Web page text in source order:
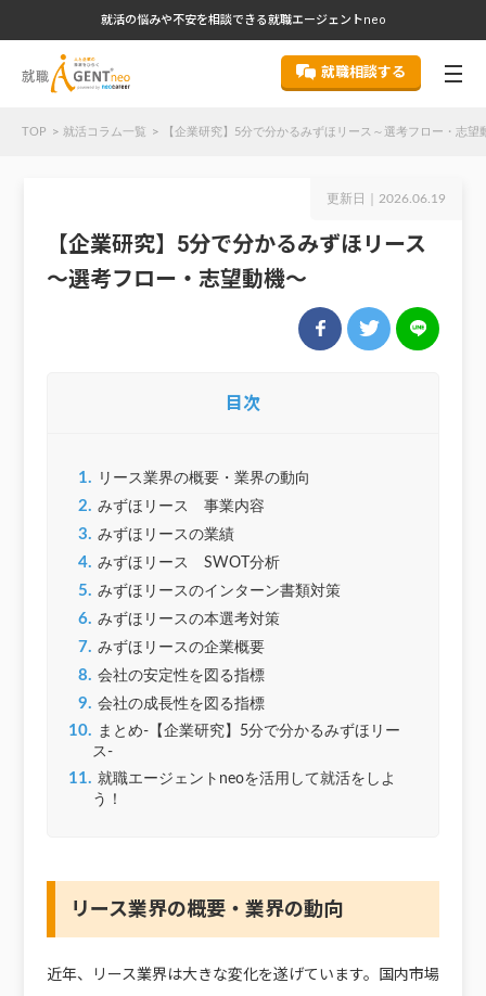
就活の悩みや不安を相談できる就職エージェントneo
就職相談する
TOP 就活コラム一覧 【企業研究】5分で分かるみずほリース～選考フロー・志望
更新日｜ 2026.06.19
【企業研究】5分で分かるみずほリース
～選考フロー・志望動機～
目次
1. リース業界の概要・業界の動向
2. みずほリース 事業内容
3. みずほリースの業績
4. みずほリース SWOT分析
5. みずほリースのインターン書類対策
6. みずほリースの本選考対策
7. みずほリースの企業概要
8. 会社の安定性を図る指標
9. 会社の成長性を図る指標
10. まとめ‐【企業研究】5分で分かるみずほリー
ス‐
11. 就職エージェントneoを活用して就活をしよ
う！
リース業界の概要・業界の動向
近年、リース業界は大きな変化を遂げています。国内市場